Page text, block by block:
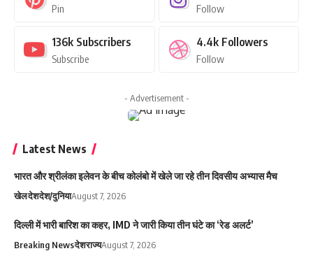
Pin Follow
136k Subscribers
Subscribe
4.4k Followers
Follow
- Advertisement -
Latest News
भारत और श्रीलंका इलेवन के बीच कोलंबो में खेले जा रहे तीन दिवसीय अभ्यास मैच
खेलदेशदेश/दुनियाAugust 7, 2026
दिल्ली में भारी बारिश का कहर, IMD ने जारी किया तीन घंटे का ‘रेड अलर्ट’
Breaking Newsदेशराज्यAugust 7, 2026